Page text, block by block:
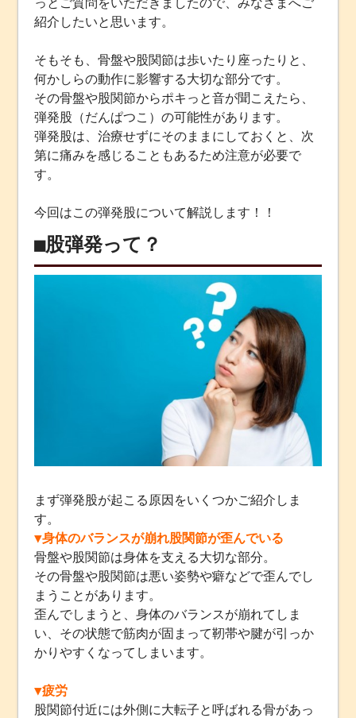
紹介したいと思います。
そもそも、骨盤や股関節は歩いたり座ったりと、
何かしらの動作に影響する大切な部分です。
その骨盤や股関節からポキっと音が聞こえたら、
弾発股（だんぱつこ）の可能性があります。
弾発股は、治療せずにそのままにしておくと、次
第に痛みを感じることもあるため注意が必要で
す。
今回はこの弾発股について解説します！！
■股弾発って？
まず弾発股が起こる原因をいくつかご紹介しま
す。
▼身体のバランスが崩れ股関節が歪んでいる
骨盤や股関節は身体を支える大切な部分。
その骨盤や股関節は悪い姿勢や癖などで歪んでし
まうことがあります。
歪んでしまうと、身体のバランスが崩れてしま
い、その状態で筋肉が固まって靭帯や腱が引っか
かりやすくなってしまいます。
▼疲労
股関節付近には外側に大転子と呼ばれる骨があっ